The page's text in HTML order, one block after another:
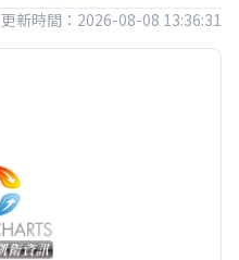
更新時間：2026-08-08 13:36:31